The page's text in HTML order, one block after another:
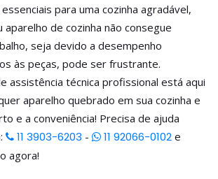
para uma cozinha agradável,
aparelho de cozinha não consegue
seja devido a desempenho
às peças, pode ser frustrante.
assistência técnica profissional está aqui
aparelho quebrado em sua cozinha e
e a conveniência! Precisa de ajuda
11 3903-6203 - 11 92066-0102 e
agora!